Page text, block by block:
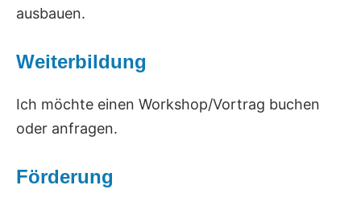
ausbauen.
Weiterbildung
Ich möchte einen Workshop/Vortrag buchen
oder anfragen.
Förderung